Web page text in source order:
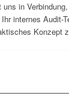
in
internes Audit-
Konzept